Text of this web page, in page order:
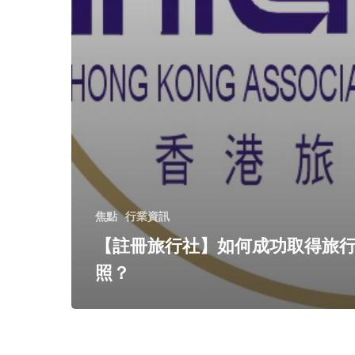
焦點 行業資訊
【註冊旅行社】如何成功取得旅
照？